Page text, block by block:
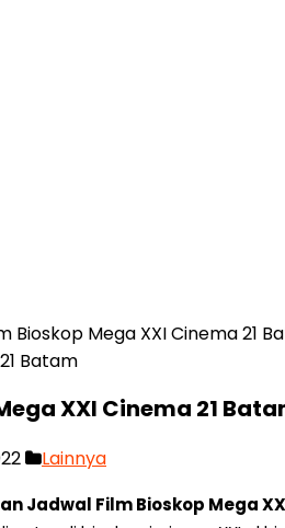
Bioskop Mega XXI Cinema 21
XXI Cinema 21
Lainnya
Jadwal Film Bioskop Mega